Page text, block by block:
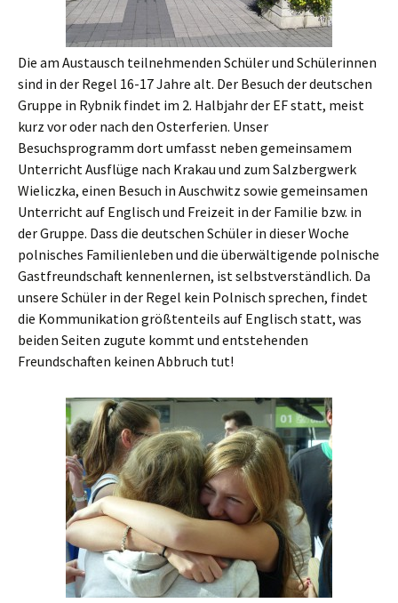
Die am Austausch teilnehmenden Schüler und Schülerinnen
sind in der Regel 16-17 Jahre alt. Der Besuch der deutschen
Gruppe in Rybnik findet im 2. Halbjahr der EF statt, meist
kurz vor oder nach den Osterferien. Unser
Besuchsprogramm dort umfasst neben gemeinsamem
Unterricht Ausflüge nach Krakau und zum Salzbergwerk
Wieliczka, einen Besuch in Auschwitz sowie gemeinsamen
Unterricht auf Englisch und Freizeit in der Familie bzw. in
der Gruppe. Dass die deutschen Schüler in dieser Woche
polnisches Familienleben und die überwältigende polnische
Gastfreundschaft kennenlernen, ist selbstverständlich. Da
unsere Schüler in der Regel kein Polnisch sprechen, findet
die Kommunikation größtenteils auf Englisch statt, was
beiden Seiten zugute kommt und entstehenden
Freundschaften keinen Abbruch tut!